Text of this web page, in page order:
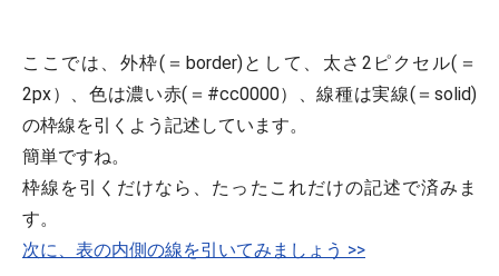
ここでは、外枠(＝border)として、太さ2ピクセル(＝
2px）、色は濃い赤(＝#cc0000）、線種は実線(＝solid)
の枠線を引くよう記述しています。
簡単ですね。
枠線を引くだけなら、たったこれだけの記述で済みま
す。
次に、表の内側の線を引いてみましょう >>